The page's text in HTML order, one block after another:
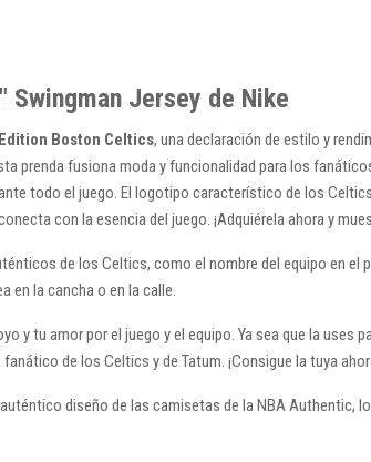
Swingman Jersey de Nike
Boston Celtics, una declaración de estilo y
prenda fusiona moda y funcionalidad para los
todo el juego. El logotipo característico de los
con la esencia del juego. ¡Adquiérela ahora y
de los Celtics, como el nombre del equipo en
en la cancha o en la calle.
y tu amor por el juego y el equipo. Ya sea que la uses
de los Celtics y de Tatum. ¡Consigue la tuya
diseño de las camisetas de la NBA Authentic,